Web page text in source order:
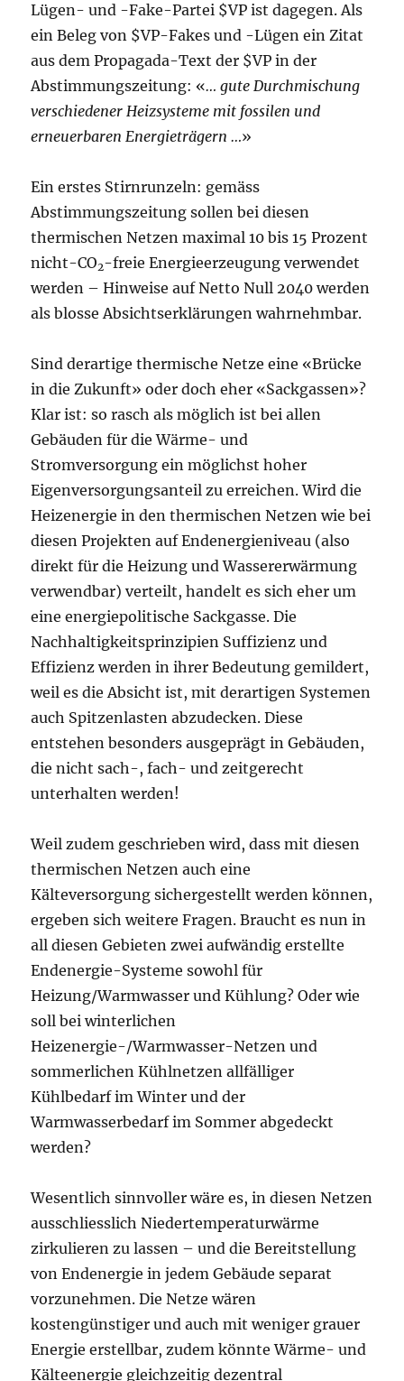
Lügen- und -Fake-Partei $VP ist dagegen. Als
ein Beleg von $VP-Fakes und -Lügen ein Zitat
aus dem Propagada-Text der $VP in der
Abstimmungszeitung: «… gute Durchmischung
verschiedener Heizsysteme mit fossilen und
erneuerbaren Energieträgern …»
Ein erstes Stirnrunzeln: gemäss
Abstimmungszeitung sollen bei diesen
thermischen Netzen maximal 10 bis 15 Prozent
nicht-CO2-freie Energieerzeugung verwendet
werden – Hinweise auf Netto Null 2040 werden
als blosse Absichtserklärungen wahrnehmbar.
Sind derartige thermische Netze eine «Brücke
in die Zukunft» oder doch eher «Sackgassen»?
Klar ist: so rasch als möglich ist bei allen
Gebäuden für die Wärme- und
Stromversorgung ein möglichst hoher
Eigenversorgungsanteil zu erreichen. Wird die
Heizenergie in den thermischen Netzen wie bei
diesen Projekten auf Endenergieniveau (also
direkt für die Heizung und Wassererwärmung
verwendbar) verteilt, handelt es sich eher um
eine energiepolitische Sackgasse. Die
Nachhaltigkeitsprinzipien Suffizienz und
Effizienz werden in ihrer Bedeutung gemildert,
weil es die Absicht ist, mit derartigen Systemen
auch Spitzenlasten abzudecken. Diese
entstehen besonders ausgeprägt in Gebäuden,
die nicht sach-, fach- und zeitgerecht
unterhalten werden!
Weil zudem geschrieben wird, dass mit diesen
thermischen Netzen auch eine
Kälteversorgung sichergestellt werden können,
ergeben sich weitere Fragen. Braucht es nun in
all diesen Gebieten zwei aufwändig erstellte
Endenergie-Systeme sowohl für
Heizung/Warmwasser und Kühlung? Oder wie
soll bei winterlichen
Heizenergie-/Warmwasser-Netzen und
sommerlichen Kühlnetzen allfälliger
Kühlbedarf im Winter und der
Warmwasserbedarf im Sommer abgedeckt
werden?
Wesentlich sinnvoller wäre es, in diesen Netzen
ausschliesslich Niedertemperaturwärme
zirkulieren zu lassen – und die Bereitstellung
von Endenergie in jedem Gebäude separat
vorzunehmen. Die Netze wären
kostengünstiger und auch mit weniger grauer
Energie erstellbar, zudem könnte Wärme- und
Kälteenergie gleichzeitig dezentral